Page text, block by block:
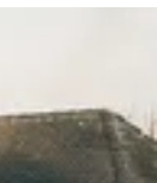
wat wils.